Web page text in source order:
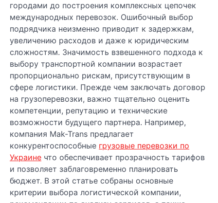
городами до построения комплексных цепочек
международных перевозок. Ошибочный выбор
подрядчика неизменно приводит к задержкам,
увеличению расходов и даже к юридическим
сложностям. Значимость взвешенного подхода к
выбору транспортной компании возрастает
пропорционально рискам, присутствующим в
сфере логистики. Прежде чем заключать договор
на грузоперевозки, важно тщательно оценить
компетенции, репутацию и технические
возможности будущего партнера. Например,
компания Mak-Trans предлагает
конкурентоспособные грузовые перевозки по
Украине что обеспечивает прозрачность тарифов
и позволяет заблаговременно планировать
бюджет. В этой статье собраны основные
критерии выбора логистической компании,